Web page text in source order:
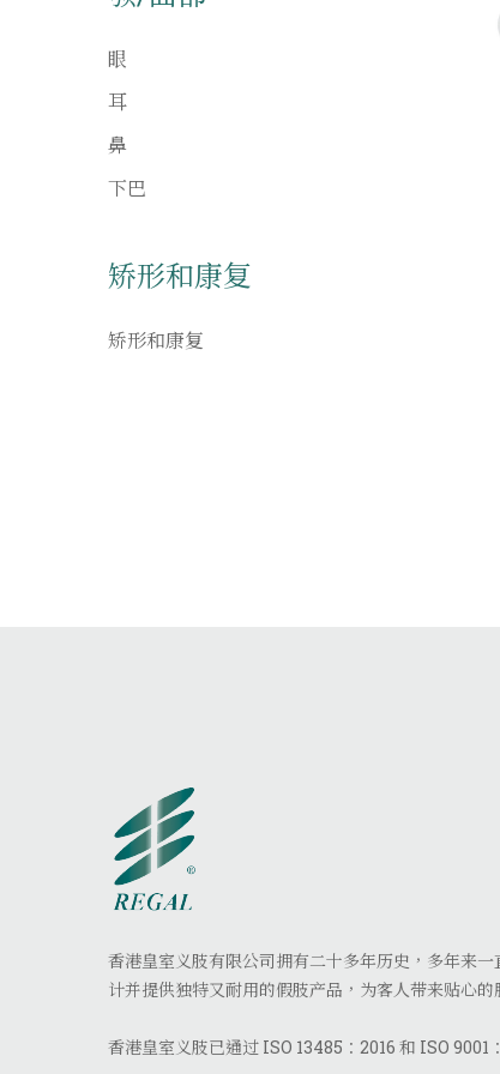
眼
耳
鼻
下巴
矫形和康复
矫形和康复
香港皇室义肢有限公司拥有二十多年历史，多年来
计并提供独特又耐用的假肢产品，为客人带来贴心的
香港皇室义肢已通过 ISO 13485：2016 和 ISO 9001